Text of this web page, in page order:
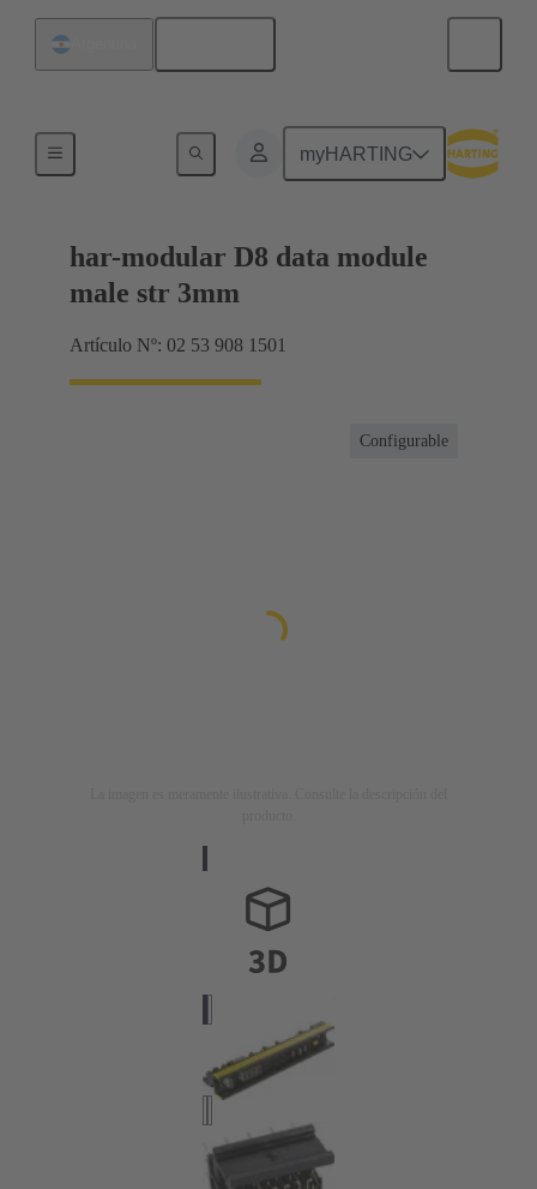
myHARTING
har-modular D8 data module
male str 3mm
Artículo Nº: 02 53 908 1501
Configurable